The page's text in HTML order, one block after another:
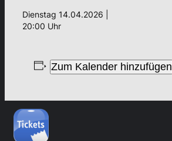
Dienstag 14.04.2026 |
20:00 Uhr
Zum Kalender hinzufügen